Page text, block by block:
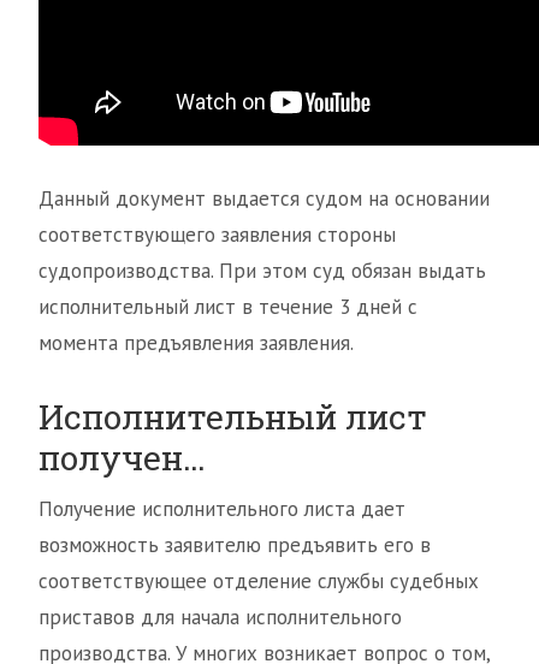
Данный документ выдается судом на основании
соответствующего заявления стороны
судопроизводства. При этом суд обязан выдать
исполнительный лист в течение 3 дней с
момента предъявления заявления.
Исполнительный лист
получен…
Получение исполнительного листа дает
возможность заявителю предъявить его в
соответствующее отделение службы судебных
приставов для начала исполнительного
производства. У многих возникает вопрос о том,